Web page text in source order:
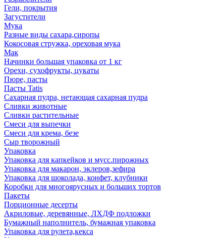
Гели, покрытия
Загустители
Мука
Разные виды сахара,сиропы
Кокосовая стружка, ореховая мука
Мак
Начинки большая упаковка от 1 кг
Орехи, сухофрукты, цукаты
Пюре, пасты
Пасты Tatis
Сахарная пудра, нетающая сахарная пудра
Сливки животные
Сливки растительные
Смеси для выпечки
Смеси для крема, безе
Сыр творожный
Упаковка
Упаковка для капкейков и мусс.пирожных
Упаковка для макарон, эклеров,зефира
Упаковка для шоколада, конфет, клубники
Коробки для многоярусных и больших тортов
Пакеты
Порционные десерты
Акриловые, деревянные, ЛХДФ подложки
Бумажный наполнитель, бумажная упаковка
Упаковка для рулета,кекса